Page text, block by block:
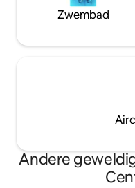
Zwembad
Andere